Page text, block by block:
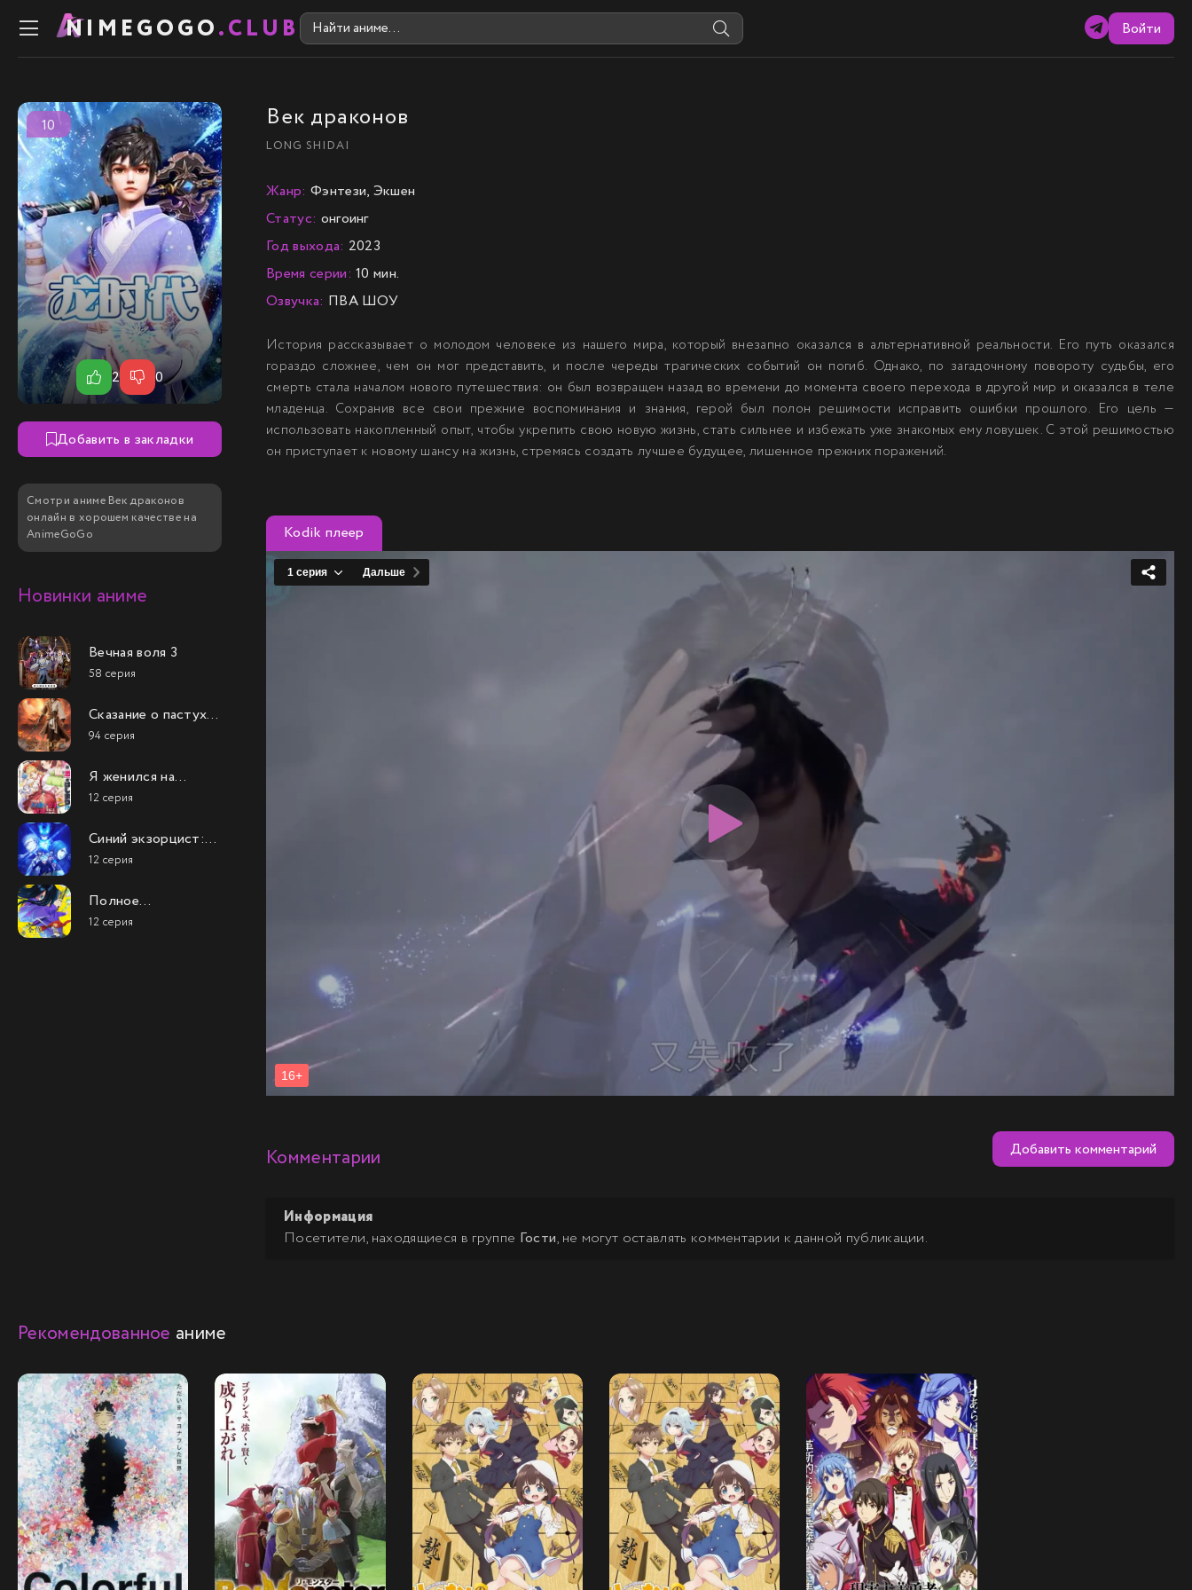
NIMEGOGO.CLUB Войти
Век драконов
LONG SHIDAI
10
2 0
Добавить в закладки
Смотри аниме Век драконов
онлайн в хорошем качестве на
AnimeGoGo
Новинки аниме
Вечная воля 3
58 серия
Сказание о пастухе
богов
94 серия
Я женился на
однокласснице,
которую ненавидел
12 серия
Синий экзорцист:
Вся ночь (4 сезон 2
часть)
12 серия
Полное
исследование
12 серия
Жанр: Фэнтези, Экшен
Статус: онгоинг
Год выхода: 2023
Время серии: 10 мин.
Озвучка: ПВА ШОУ
История рассказывает о молодом человеке из нашего мира, который внезапно оказался в альтернативной реальности. Его путь оказался
гораздо сложнее, чем он мог представить, и после череды трагических событий он погиб. Однако, по загадочному повороту судьбы, его
смерть стала началом нового путешествия: он был возвращен назад во времени до момента своего перехода в другой мир и оказался в теле
младенца. Сохранив все свои прежние воспоминания и знания, герой был полон решимости исправить ошибки прошлого. Его цель —
использовать накопленный опыт, чтобы укрепить свою новую жизнь, стать сильнее и избежать уже знакомых ему ловушек. С этой решимостью
он приступает к новому шансу на жизнь, стремясь создать лучшее будущее, лишенное прежних поражений.
Kodik плеер
Комментарии Добавить комментарий
Информация
Посетители, находящиеся в группе Гости, не могут оставлять комментарии к данной публикации.
Рекомендованное аниме